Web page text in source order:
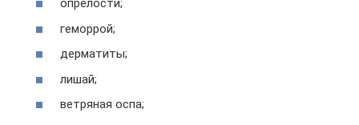
опрелости;
геморрой;
дерматиты;
лишай;
ветряная оспа;